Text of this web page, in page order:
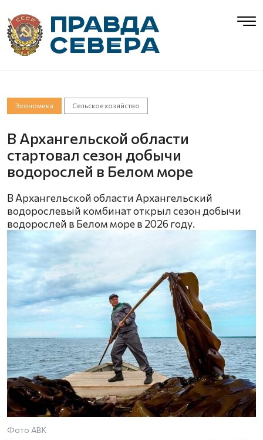
Экономика Сельское хозяйство
В Архангельской области
стартовал сезон добычи
водорослей в Белом море
В Архангельской области Архангельский
водорослевый комбинат открыл сезон добычи
водорослей в Белом море в 2026 году.
Фото АВК